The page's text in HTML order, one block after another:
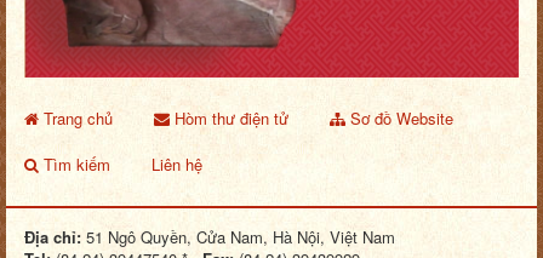
Trang chủ Hòm thư điện tử
Sơ đồ Website
Tìm kiếm
Liên hệ
Địa chỉ: 51 Ngô Quyền, Cửa Nam, Hà Nội, Việt Nam